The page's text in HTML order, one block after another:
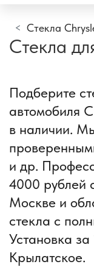
Стекла
Стекла
Подберите
автомобиля
в наличии.
и др.
4000 рублей
Москве и
стекла с
Установка
Крылатское.